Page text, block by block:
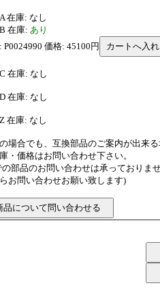
在庫: なし
在庫: あり
P0024990 価格: 45100円
在庫: なし
在庫: なし
在庫: なし
場合でも、互換部品のご案内が出来る
・価格はお問い合わせ下さい。
部品のお問い合わせは承っておりま
お問い合わせお願い致します)